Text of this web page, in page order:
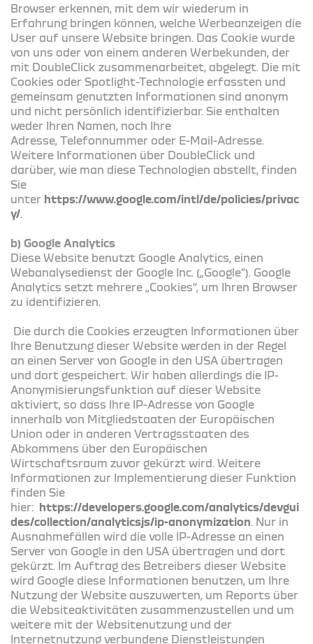
Browser erkennen, mit dem wir wiederum in
Erfahrung bringen können, welche Werbeanzeigen die
User auf unsere Website bringen. Das Cookie wurde
von uns oder von einem anderen Werbekunden, der
mit DoubleClick zusammenarbeitet, abgelegt. Die mit
Cookies oder Spotlight-Technologie erfassten und
gemeinsam genutzten Informationen sind anonym
und nicht persönlich identifizierbar. Sie enthalten
weder Ihren Namen, noch Ihre
Adresse, Telefonnummer oder E-Mail-Adresse.
Weitere Informationen über DoubleClick und
darüber, wie man diese Technologien abstellt, finden
Sie
unter https://www.google.com/intl/de/policies/privac
y/.
b) Google Analytics
Diese Website benutzt Google Analytics, einen
Webanalysedienst der Google Inc. („Google“). Google
Analytics setzt mehrere „Cookies“, um Ihren Browser
zu identifizieren.
Die durch die Cookies erzeugten Informationen über
Ihre Benutzung dieser Website werden in der Regel
an einen Server von Google in den USA übertragen
und dort gespeichert. Wir haben allerdings die IP-
Anonymisierungsfunktion auf dieser Website
aktiviert, so dass Ihre IP-Adresse von Google
innerhalb von Mitgliedstaaten der Europäischen
Union oder in anderen Vertragsstaaten des
Abkommens über den Europäischen
Wirtschaftsraum zuvor gekürzt wird. Weitere
Informationen zur Implementierung dieser Funktion
finden Sie
hier: https://developers.google.com/analytics/devgui
des/collection/analyticsjs/ip-anonymization. Nur in
Ausnahmefällen wird die volle IP-Adresse an einen
Server von Google in den USA übertragen und dort
gekürzt. Im Auftrag des Betreibers dieser Website
wird Google diese Informationen benutzen, um Ihre
Nutzung der Website auszuwerten, um Reports über
die Websiteaktivitäten zusammenzustellen und um
weitere mit der Websitenutzung und der
Internetnutzung verbundene Dienstleistungen